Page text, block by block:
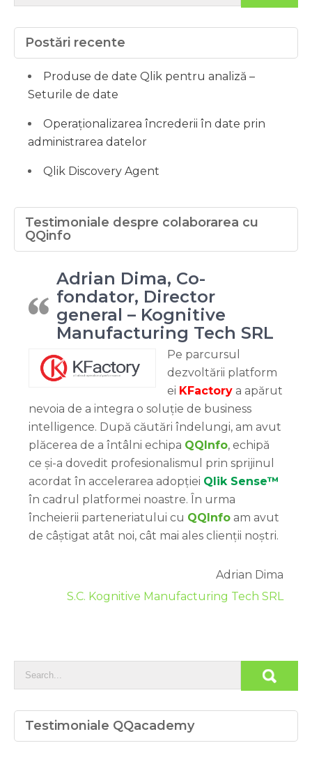
Postări recente
Produse de date Qlik pentru analiză –
Seturile de date
Operaționalizarea încrederii în date prin
administrarea datelor
Qlik Discovery Agent
Testimoniale despre colaborarea cu
QQinfo
Adrian Dima, Co-
fondator, Director
general – Kognitive
Manufacturing Tech SRL
Pe parcursul
dezvoltării platform
ei KFactory a apărut
nevoia de a integra o soluție de business
intelligence. După căutări îndelungi, am avut
plăcerea de a întâlni echipa QQInfo, echipă
ce și-a dovedit profesionalismul prin sprijinul
acordat în accelerarea adopției Qlik Sense™
în cadrul platformei noastre. În urma
încheierii parteneriatului cu QQInfo am avut
de câștigat atât noi, cât mai ales clienții noștri.
Adrian Dima
S.C. Kognitive Manufacturing Tech SRL
Testimoniale QQacademy